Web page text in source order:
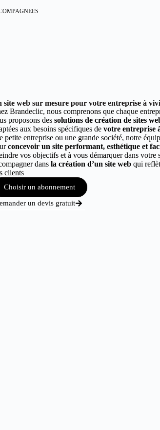
site web sur mesure pour votre entreprise à
Brandeclic, nous comprenons que chaque
proposons des solutions de création de sites
aux besoins spécifiques de votre entreprise
petite entreprise ou une grande société, notre
concevoir un site performant, esthétique et
vos objectifs et à vous démarquer dans votre
dans la création d’un site web qui
clients
Choisir un abonnement
un devis gratuit